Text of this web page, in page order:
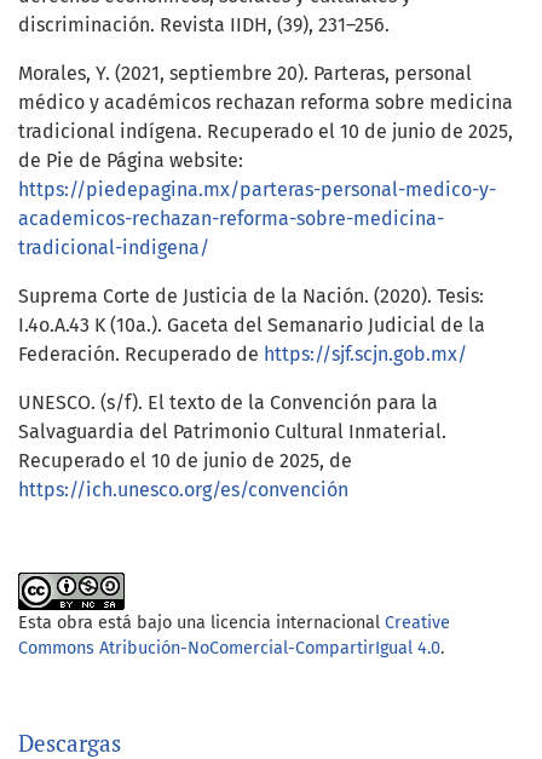
discriminación. Revista IIDH, (39), 231–256.
Morales, Y. (2021, septiembre 20). Parteras, personal
médico y académicos rechazan reforma sobre medicina
tradicional indígena. Recuperado el 10 de junio de 2025,
de Pie de Página website:
https://piedepagina.mx/parteras-personal-medico-y-
academicos-rechazan-reforma-sobre-medicina-
tradicional-indigena/
Suprema Corte de Justicia de la Nación. (2020). Tesis:
I.4o.A.43 K (10a.). Gaceta del Semanario Judicial de la
Federación. Recuperado de https://sjf.scjn.gob.mx/
UNESCO. (s/f). El texto de la Convención para la
Salvaguardia del Patrimonio Cultural Inmaterial.
Recuperado el 10 de junio de 2025, de
https://ich.unesco.org/es/convención
Esta obra está bajo una licencia internacional Creative
Commons Atribución-NoComercial-CompartirIgual 4.0.
Descargas